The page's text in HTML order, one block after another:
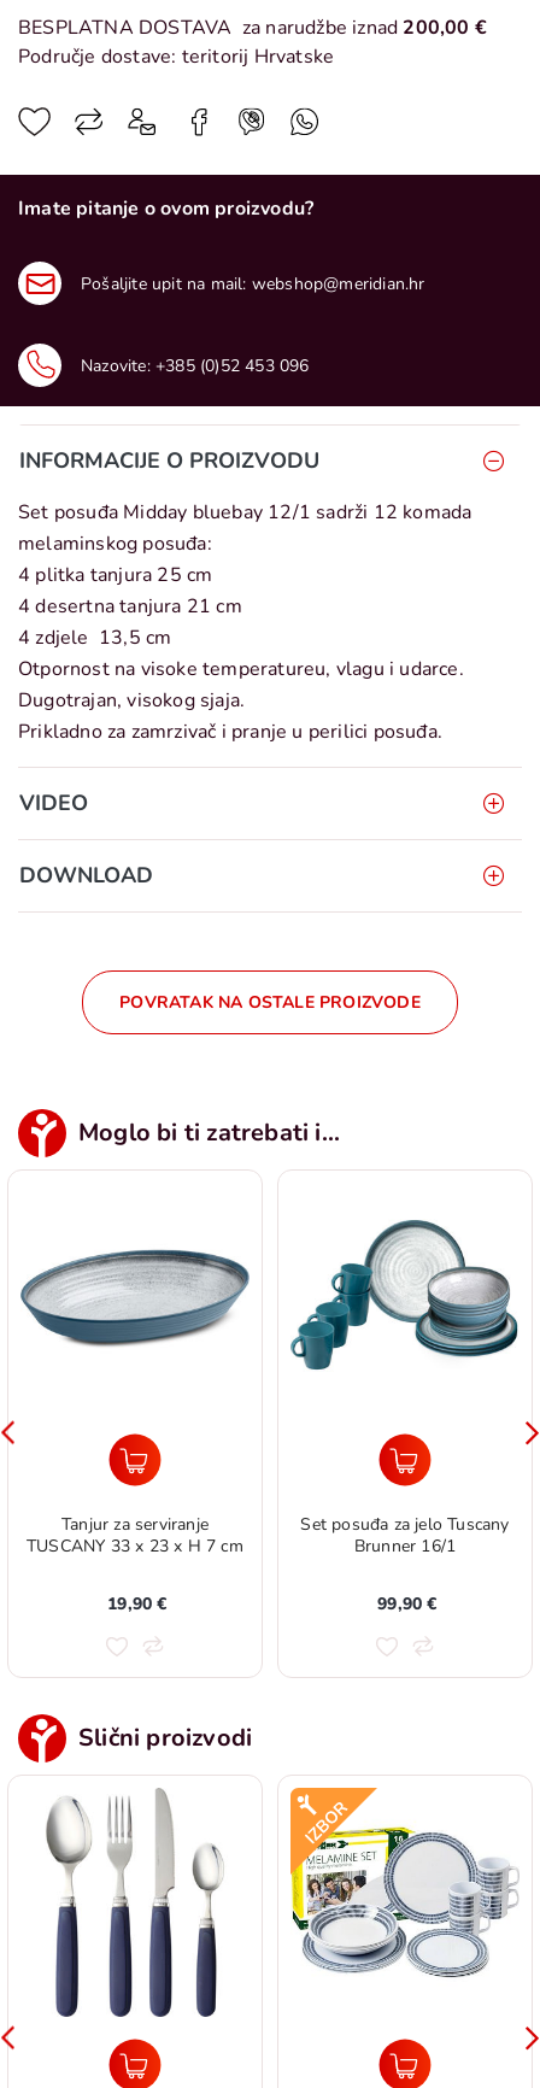
BESPLATNA DOSTAVA za narudžbe iznad 200,00 €
Područje dostave: teritorij Hrvatske
Imate pitanje o ovom proizvodu?
Pošaljite upit na mail: webshop@meridian.hr
Nazovite: +385 (0)52 453 096
INFORMACIJE O PROIZVODU
Set posuđa Midday bluebay 12/1 sadrži 12 komada
melaminskog posuđa:
4 plitka tanjura 25 cm
4 desertna tanjura 21 cm
4 zdjele 13,5 cm
Otpornost na visoke temperatureu, vlagu i udarce.
Dugotrajan, visokog sjaja.
Prikladno za zamrzivač i pranje u perilici posuđa.
VIDEO
DOWNLOAD
POVRATAK NA OSTALE PROIZVODE
Moglo bi ti zatrebati i...
Tanjur za serviranje
TUSCANY 33 x 23 x H 7 cm
19,90 €
Set posuđa za jelo Tuscany
Brunner 16/1
99,90 €
Slični proizvodi